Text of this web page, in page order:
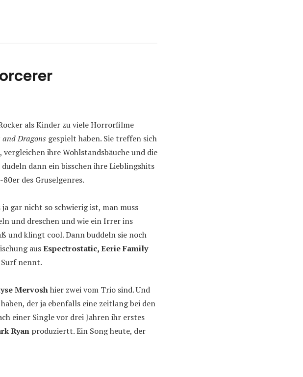
als Kinder zu viele Horrorfilme
and Dragons gespielt haben. Sie treffen sich
ihre Wohlstandsbäuche und die
dann ein bisschen ihre Lieblingshits
des Gruselgenres.
ja gar nicht so schwierig ist, man muss
und dreschen und wie ein Irrer ins
und klingt cool. Dann buddeln sie noch
ausEspectrostatic, Eerie Family
nennt.
Mervoshhier zwei vom Trio sind. Und
der ja ebenfalls eine zeitlang bei den
einer Single vor drei Jahren ihr erstes
Ryan produziertt. Ein Song heute, der